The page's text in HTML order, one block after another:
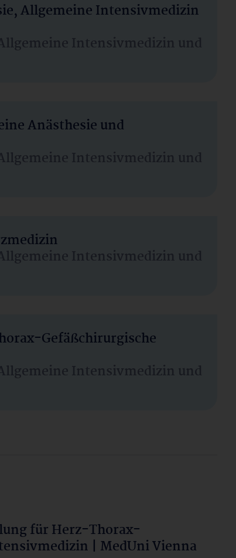
Allgemeine Intensivmedizin
Intensivmedizin und
Anästhesie und
Intensivmedizin und
Intensivmedizin und
Gefäßchirurgische
Intensivmedizin und
für Herz-Thorax-
| MedUni Vienna